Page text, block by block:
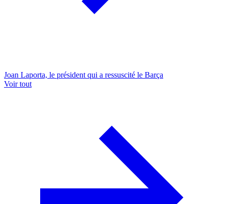
Joan Laporta, le président qui a ressuscité le Barça
Voir tout